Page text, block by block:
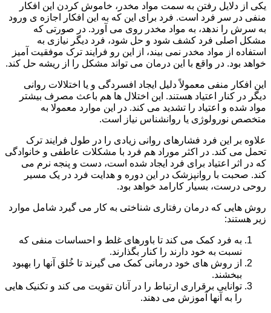
یکی از دلایل رفتن به سمت مواد مخدر، خاموش کردن این افکار
منفی در سر فرد است. فرد برای این که به این افکار اجازه ی ورود
به سرش را ندهد، به مواد مخدر روی می آورد. در صورتی که
مشکل اصلی فرد کشف شود و حل شود، فرد دیگر نیازی به
استفاده از مواد مخدر نمی بیند، از این رو فرایند ترک موفقیت آمیز
خواهد بود. در واقع با این درمان می تواند مشکل را از ریشه حل کند.
این افکار منفی معمولاً دلیل ایجاد افسردگی و یا اختلالات روانی
دیگر در کنار اعتیاد هستند. این اختلال ها هم باعث مصرف بیشتر
مواد شده و اعتیاد را تشدید می کند. در این موارد معمولا به
متخصص نورولوژی یا روانشناس نیاز است.
علاوه بر این فرد فشارهای روانی زیادی را در طول فرایند ترک
تحمل می کند. در اکثر موراد هم فرد با مشکلات عاطفی و خانوادگی
که در اثر اعتیاد برای فرد ایجاد شده است، دست و پنجه نرم می
کند. صحبت با روانپزشک در این دوره و هدایت فرد در یک مسیر
روحی درست، بسیار کارامد خواهد بود.
روش هایی که درمان رفتاری شناختی به کار می گیرد شامل موارد
زیر هستند:
به فرد کمک می کند تا باورهای غلط و احساسات منفی که
نسبت به خود دارند را کنار بگذارند.
از روش های خود درمانی کمک می گیرند تا خُلق آنها را بهبود
ببخشند.
توانایی برقراری ارتباط را در آنان تقویت می کند و تکنیک هایی
را به آنها آموزش می دهند.